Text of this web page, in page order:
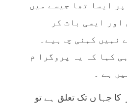
ایسا تھا جیسے میں
ایسی بات کر
نہیں کہنی چاہیے۔
کہا کہ یہ پروگرا م
ہے ۔
جہا ں تک تعلق ہے تو